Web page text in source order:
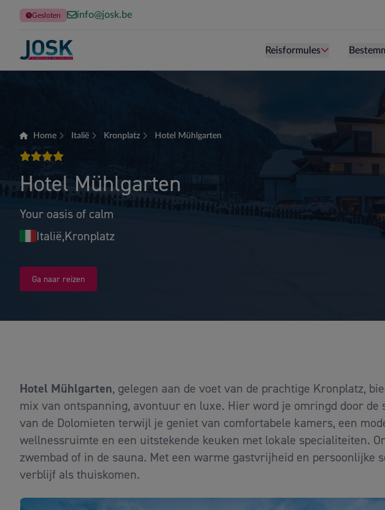
Gesloten info@josk.be
Terug naar de homepage
Reisformules Persoon is
Home Italië Kronplatz Hotel Mühlgarten
4 sterren
Hotel Mühlgarten
Your oasis of calm
Italië,Kronplatz
Ga naar reizen
Hotel Mühlgarten, gelegen aan de voet van de prachtige Kronplatz,
mix van ontspanning, avontuur en luxe. Hier word je omringd door de
van de Dolomieten terwijl je geniet van comfortabele kamers, een
wellnessruimte en een uitstekende keuken met lokale specialiteiten.
zwembad of in de sauna. Met een warme gastvrijheid en persoonlijke
verblijf als thuiskomen.